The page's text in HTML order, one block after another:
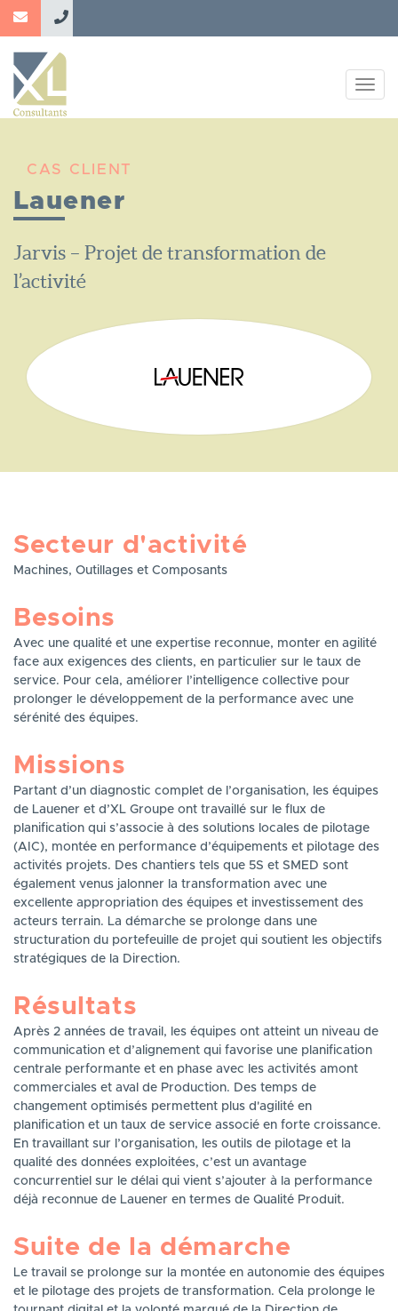
Aller
principal
CAS CLIENT
Lauener
Nom
du
Jarvis – Projet de transformation de
l’activité
Logo
Secteur d'activité
Machines, Outillages et Composants
Besoins
Avec une qualité et une expertise reconnue, monter en agilité
face aux exigences des clients, en particulier sur le taux de
service. Pour cela, améliorer l’intelligence collective pour
prolonger le développement de la performance avec une
sérénité des équipes.
Missions
Partant d’un diagnostic complet de l’organisation, les équipes
de Lauener et d’XL Groupe ont travaillé sur le flux de
planification qui s’associe à des solutions locales de pilotage
(AIC), montée en performance d’équipements et pilotage des
activités projets. Des chantiers tels que 5S et SMED sont
également venus jalonner la transformation avec une
excellente appropriation des équipes et investissement des
acteurs terrain. La démarche se prolonge dans une
structuration du portefeuille de projet qui soutient les objectifs
stratégiques de la Direction.
Résultats
Après 2 années de travail, les équipes ont atteint un niveau de
communication et d’alignement qui favorise une planification
centrale performante et en phase avec les activités amont
commerciales et aval de Production. Des temps de
changement optimisés permettent plus d'agilité en
planification et un taux de service associé en forte croissance.
En travaillant sur l’organisation, les outils de pilotage et la
qualité des données exploitées, c’est un avantage
concurrentiel sur le délai qui vient s’ajouter à la performance
déjà reconnue de Lauener en termes de Qualité Produit.
Suite de la démarche
Le travail se prolonge sur la montée en autonomie des équipes
et le pilotage des projets de transformation. Cela prolonge le